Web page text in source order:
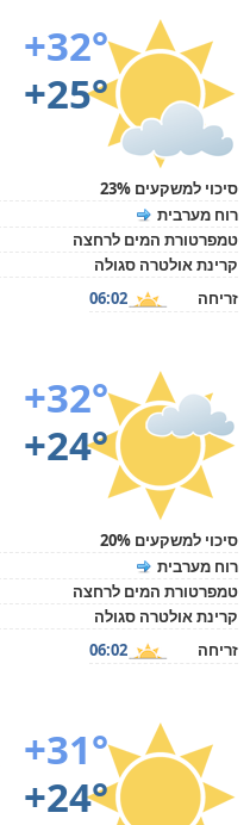
+32°
+25°
סיכוי למשקעים 23%
רוח מערבית
טמפרטורת המים לרחצה
קרינת אולטרה סגולה
זריחה
06:02
+32°
+24°
סיכוי למשקעים 20%
רוח מערבית
טמפרטורת המים לרחצה
קרינת אולטרה סגולה
זריחה
06:02
+31°
+24°